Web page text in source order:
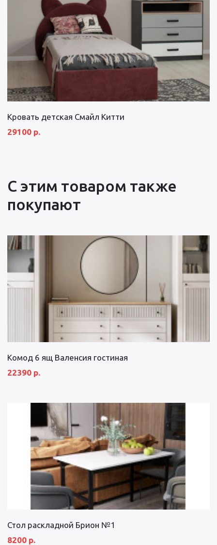
Кровать детская Смайл Китти
29100 р.
С этим товаром также
покупают
Комод 6 ящ Валенсия гостиная
22390 р.
Стол раскладной Брион №1
8200 р.